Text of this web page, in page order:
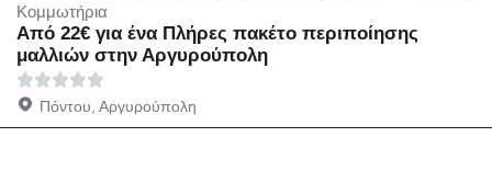
Κομμωτήρια
Από 22€ για ένα Πλήρες πακέτο περιποίησης
μαλλιών στην Αργυρούπολη
Πόντου, Αργυρούπολη